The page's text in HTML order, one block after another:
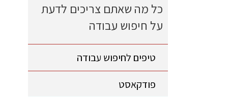
כל מה שאתם צריכים לדעת
על חיפוש עבודה
טיפים לחיפוש עבודה
פודקאסט